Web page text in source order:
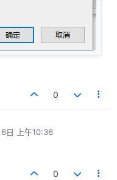
0
日 上午10:36
0